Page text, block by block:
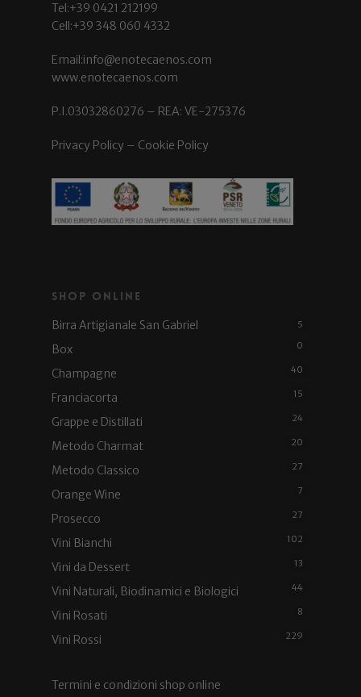
Tel:+39 0421 212199
Cell:+39 348 060 4332
Email:info@enotecaenos.com
www.enotecaenos.com
P.I.03032860276 – REA: VE-275376
Privacy Policy – Cookie Policy
Shop Online
Birra Artigianale San Gabriel
5
Box 0
Champagne 40
Franciacorta 15
Grappe e Distillati 24
Metodo Charmat 20
Metodo Classico 27
Orange Wine 7
Prosecco 27
Vini Bianchi 102
Vini da Dessert 13
Vini Naturali, Biodinamici e Biologici 44
Vini Rosati 8
Vini Rossi 229
Termini e condizioni shop online